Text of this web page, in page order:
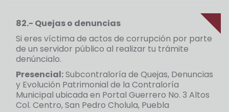
82.- Quejas o denuncias
Si eres víctima de actos de corrupción por parte
de un servidor público al realizar tu trámite
denúncialo.
Presencial:Subcontraloría de Quejas, Denuncias
y Evolución Patrimonial de la Contraloría
Municipal ubicada en Portal Guerrero No. 3 Altos
Col. Centro, San Pedro Cholula, Puebla